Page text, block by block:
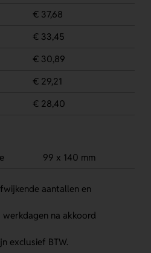
€ 37,68
€ 33,45
€ 30,89
€ 29,21
€ 28,40
99 x 140 mm
aantallen en
werkdagen na akkoord
exclusief BTW.